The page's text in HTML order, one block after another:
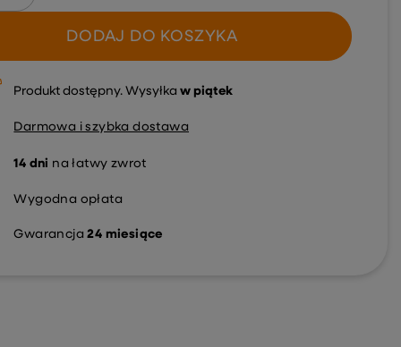
DODAJ DO KOSZYKA
Produkt dostępny Wysyłkaw piątek
Darmowa i szybka dostawa
14 dni na łatwy zwrot
Wygodna opłata
Gwarancja 24 miesiące